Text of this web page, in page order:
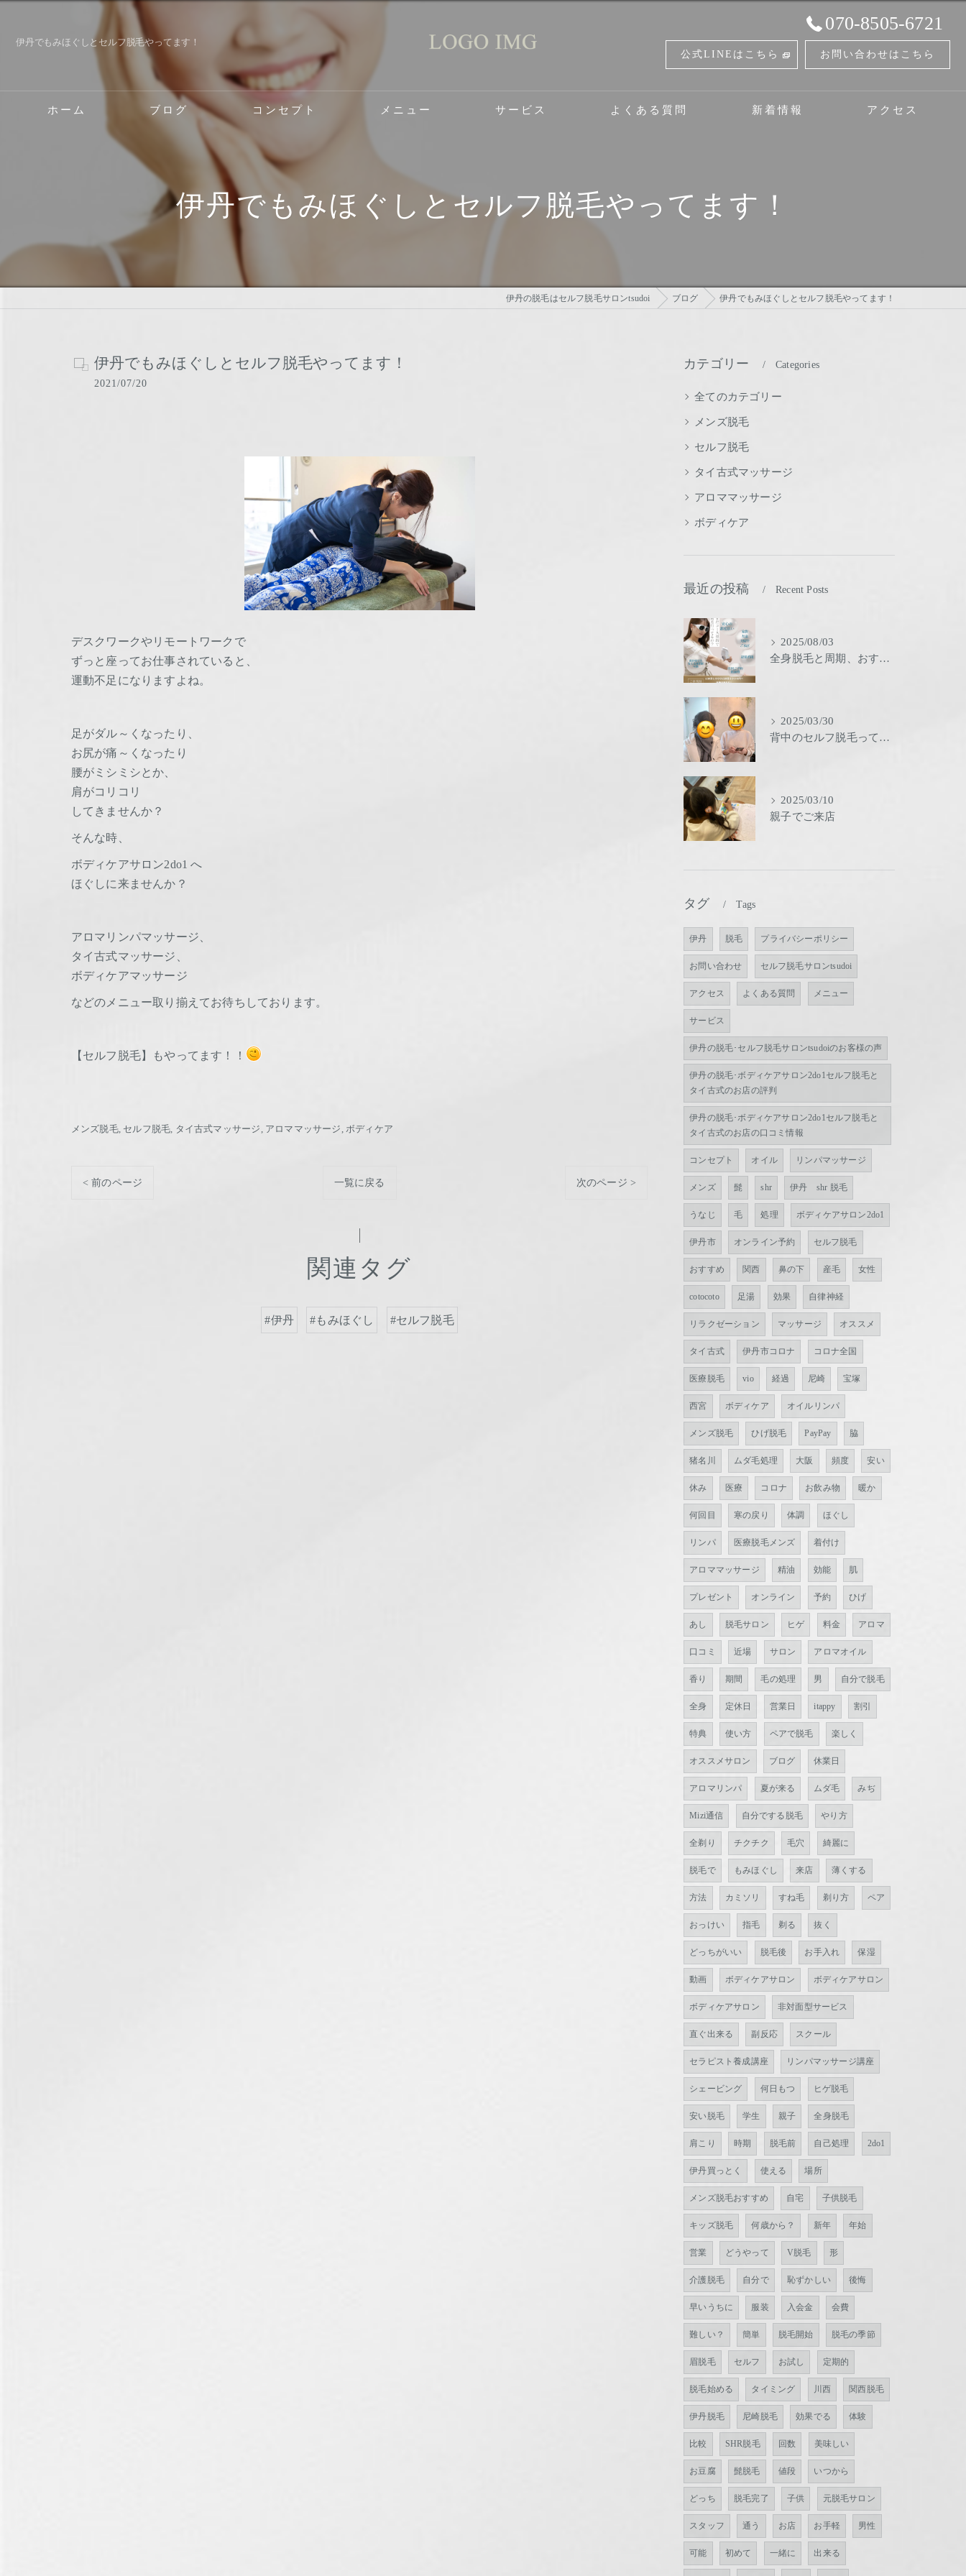
伊丹でもみほぐしとセルフ脱毛やってます！
070-8505-6721
公式LINEはこちら お問い合わせはこちら
ホーム ブログ コンセプト
伊丹の脱毛･ボディケアサロン2do1セルフ脱毛とタイ古式のお店の口コミ情報
伊丹の脱毛･ボディケアサロン2do1セルフ脱毛とタイ古式のお店の評判
伊丹の脱毛･ボディケアサロン2do1セルフ脱毛とタイ古式のお店のお客様の声
メニュー サービス よくある質問 新着情報 アクセス
伊丹でもみほぐしとセルフ脱毛やってます！
伊丹の脱毛はセルフ脱毛サロンtsudoi ブログ 伊丹でもみほぐしとセルフ脱毛やってます！
伊丹でもみほぐしとセルフ脱毛やってます！
2021/07/20
デスクワークやリモートワークで
ずっと座ってお仕事されていると、
運動不足になりますよね。
足がダル～くなったり、
お尻が痛～くなったり
腰がミシミシとか、
肩がコリコリ
してきませんか？
そんな時、
ボディケアサロン2do1 へ
ほぐしに来ませんか？
アロマリンパマッサージ、
タイ古式マッサージ、
ボディケアマッサージ
などのメニュー取り揃えてお待ちしております。
【セルフ脱毛】もやってます！！
メンズ脱毛 セルフ脱毛 タイ古式マッサージ アロママッサージ ボディケア
< 前のページ 一覧に戻る 次のページ >
関連タグ
#伊丹 #もみほぐし #セルフ脱毛
カテゴリー Categories
全てのカテゴリー
メンズ脱毛
セルフ脱毛
タイ古式マッサージ
アロママッサージ
ボディケア
最近の投稿 Recent Posts
2025/08/03
全身脱毛と周期、おすすめ
2025/03/30
背中のセルフ脱毛ってどーする？
2025/03/10
親子でご来店
タグ Tags
伊丹 脱毛 プライバシーポリシー
お問い合わせ セルフ脱毛サロンtsudoi
アクセス よくある質問 メニュー
サービス
伊丹の脱毛･セルフ脱毛サロンtsudoiのお客様の声
伊丹の脱毛･ボディケアサロン2do1セルフ脱毛と
タイ古式のお店の評判
伊丹の脱毛･ボディケアサロン2do1セルフ脱毛と
タイ古式のお店の口コミ情報
コンセプト オイル リンパマッサージ
メンズ 髭 shr 伊丹 shr 脱毛
うなじ 毛 処理 ボディケアサロン2do1
伊丹市 オンライン予約 セルフ脱毛
おすすめ 関西 鼻の下 産毛 女性
cotocoto 足湯 効果 自律神経
リラクゼーション マッサージ オススメ
タイ古式 伊丹市コロナ コロナ全国
医療脱毛 vio 経過 尼崎 宝塚
西宮 ボディケア オイルリンパ
メンズ脱毛 ひげ脱毛 PayPay 脇
猪名川 ムダ毛処理 大阪 頻度 安い
休み 医療 コロナ お飲み物 暖か
何回目 寒の戻り 体調 ほぐし
リンパ 医療脱毛メンズ 着付け
アロママッサージ 精油 効能 肌
プレゼント オンライン 予約 ひげ
あし 脱毛サロン ヒゲ 料金 アロマ
口コミ 近場 サロン アロマオイル
香り 期間 毛の処理 男 自分で脱毛
全身 定休日 営業日 itappy 割引
特典 使い方 ペアで脱毛 楽しく
オススメサロン ブログ 休業日
アロマリンパ 夏が来る ムダ毛 みぢ
Mizi通信 自分でする脱毛 やり方
全剃り チクチク 毛穴 綺麗に
脱毛で もみほぐし 来店 薄くする
方法 カミソリ すね毛 剃り方 ペア
おっけい 指毛 剃る 抜く
どっちがいい 脱毛後 お手入れ 保湿
動画 ボディケアサロン ボディケアサロン
ボディケアサロン 非対面型サービス
直ぐ出来る 副反応 スクール
セラピスト養成講座 リンパマッサージ講座
シェービング 何日もつ ヒゲ脱毛
安い脱毛 学生 親子 全身脱毛
肩こり 時期 脱毛前 自己処理 2do1
伊丹買っとく 使える 場所
メンズ脱毛おすすめ 自宅 子供脱毛
キッズ脱毛 何歳から？ 新年 年始
営業 どうやって V脱毛 形
介護脱毛 自分で 恥ずかしい 後悔
早いうちに 服装 入会金 会費
難しい？ 簡単 脱毛開始 脱毛の季節
眉脱毛 セルフ お試し 定期的
脱毛始める タイミング 川西 関西脱毛
伊丹脱毛 尼崎脱毛 効果でる 体験
比較 SHR脱毛 回数 美味しい
お豆腐 髭脱毛 値段 いつから
どっち 脱毛完了 子供 元脱毛サロン
スタッフ 通う お店 お手軽 男性
可能 初めて 一緒に 出来る